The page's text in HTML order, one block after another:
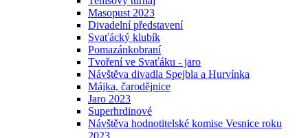
Masopust 2023
Divadelní představení
Svaťácký klubík
Pomazánkobraní
Tvoření ve Svaťáku - jaro
Návštěva divadla Spejbla a Hurvínka
Májka, čarodějnice
Jaro 2023
Superhrdinové
Návštěva hodnotitelské komise Vesnice roku
2023